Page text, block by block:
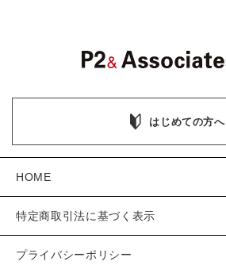
はじめての方へ
HOME
特定商取引法に基づく表示
プライバシーポリシー